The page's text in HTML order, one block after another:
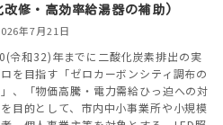
改修・高効率給湯器の補助)
年7月21日
令和32)年までに二酸化炭素排出の実
を目指す「ゼロカーボンシティ調布の
、「物価高騰・電力需給ひっ迫への対
目的として、市内中小事業所や小規模